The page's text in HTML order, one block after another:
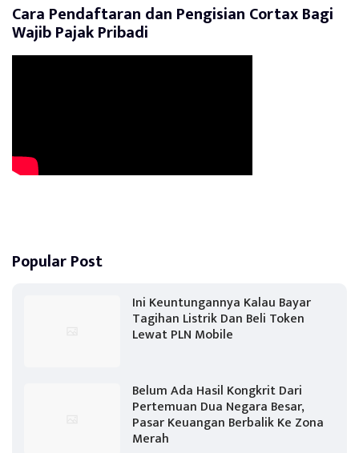
Cara Pendaftaran dan Pengisian Cortax Bagi
Wajib Pajak Pribadi
Popular Post
Ini Keuntungannya Kalau Bayar
Tagihan Listrik Dan Beli Token
Lewat PLN Mobile
Belum Ada Hasil Kongkrit Dari
Pertemuan Dua Negara Besar,
Pasar Keuangan Berbalik Ke Zona
Merah